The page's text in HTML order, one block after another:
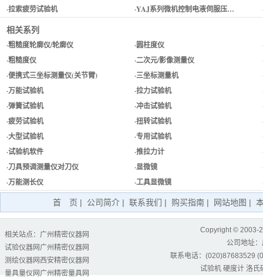
·拉索疲劳试验机 ·YAJ系列微机控制电液伺服压…
相关系列
·粗糙度轮廓仪/轮廓仪 ·圆柱度仪
·粗糙度仪 ·二次元/影像测量仪
·便携式三坐标测量仪(关节臂) ·三坐标测量机
·万能试验机 ·拉力试验机
·弹簧试验机 ·冲击试验机
·疲劳试验机 ·扭转试验机
·大型试验机 ·专用试验机
·试验机软件 ·推拉力计
·刀具预调测量仪对刀仪 ·显微镜
·万能测长仪 ·工具显微镜
首 页 | 公司简介 | 联系我们 | 购买指南 | 网站地图 |
相关站点： 广州精密仪器网
试验仪器网 广州精密仪器网
测绘仪器网 西安精密仪器网
量具量仪网 广州精密量具网
Copyright © 2003-
公司地址
联系电话：(020)87683529
试验机 硬度计 洛氏